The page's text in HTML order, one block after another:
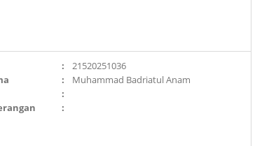
:
21520251036
:
Muhammad Badriatul Anam
:
: